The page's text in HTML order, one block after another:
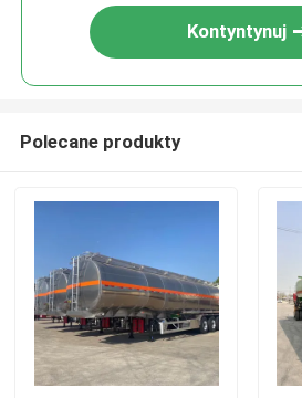
Kontyntynuj
Polecane produkty